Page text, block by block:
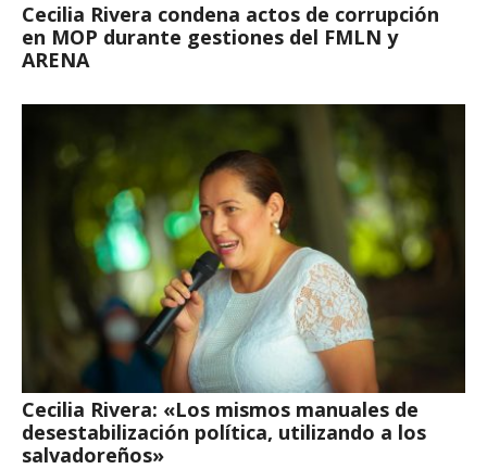
Cecilia Rivera condena actos de corrupción
en MOP durante gestiones del FMLN y
ARENA
Cecilia Rivera: «Los mismos manuales de
desestabilización política, utilizando a los
salvadoreños»